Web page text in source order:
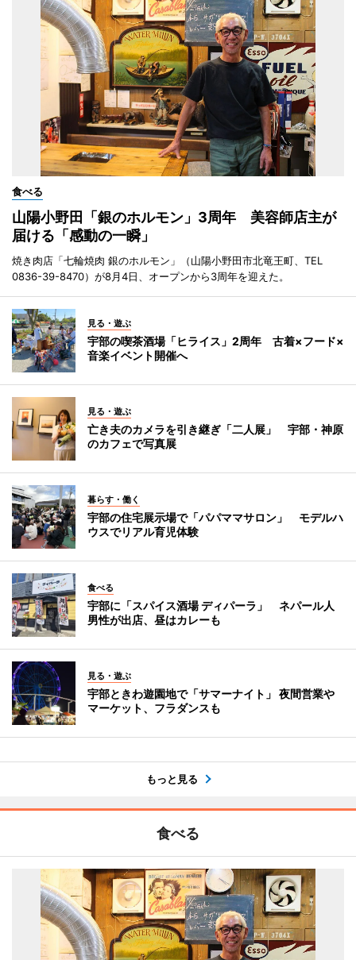
食べる
山陽小野田「銀のホルモン」3周年 美容師店主が
届ける「感動の一瞬」
焼き肉店「七輪焼肉 銀のホルモン」（山陽小野田市北竜王町、TEL
0836-39-8470）が8月4日、オープンから3周年を迎えた。
見る・遊ぶ
宇部の喫茶酒場「ヒライス」2周年 古着×フード×
音楽イベント開催へ
見る・遊ぶ
亡き夫のカメラを引き継ぎ「二人展」 宇部・神原
のカフェで写真展
暮らす・働く
宇部の住宅展示場で「パパママサロン」 モデルハ
ウスでリアル育児体験
食べる
宇部に「スパイス酒場 ディパーラ」 ネパール人
男性が出店、昼はカレーも
見る・遊ぶ
宇部ときわ遊園地で「サマーナイト」 夜間営業や
マーケット、フラダンスも
もっと見る
食べる